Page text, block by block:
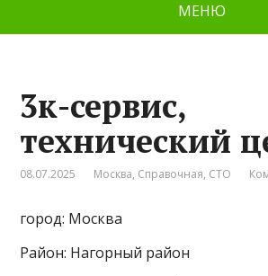
МЕНЮ
3к-сервис,
технический
08.07.2025 Москва, Справочная, СТО
город: Москва
Район: Нагорный район